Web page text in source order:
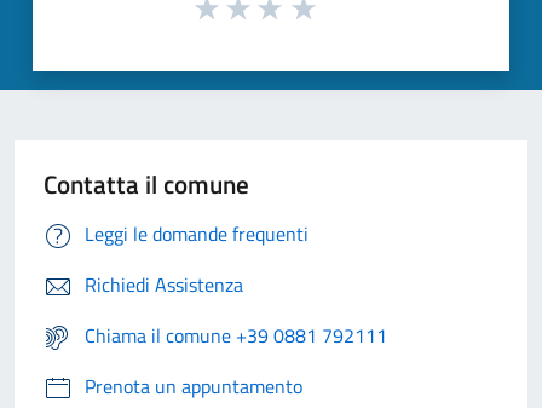
Contatta il comune
Leggi le domande frequenti
Richiedi Assistenza
Chiama il comune +39 0881 792111
Prenota un appuntamento